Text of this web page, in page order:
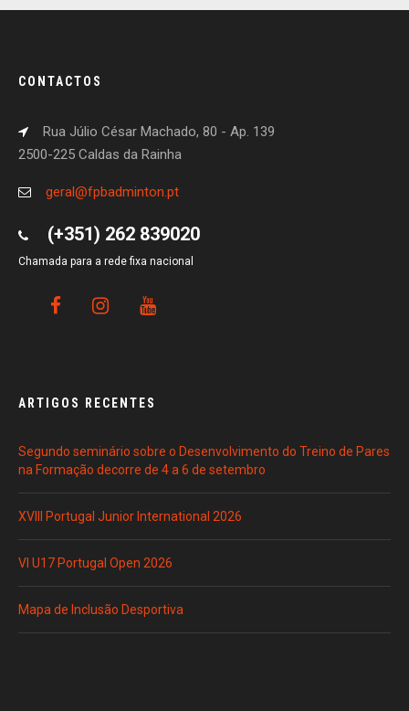
CONTACTOS
Rua Júlio César Machado, 80 - Ap. 139
2500-225 Caldas da Rainha
geral@fpbadminton.pt
(+351) 262 839020
Chamada para a rede fixa nacional
ARTIGOS RECENTES
Segundo seminário sobre o Desenvolvimento do Treino de Pares
na Formação decorre de 4 a 6 de setembro
XVIII Portugal Junior International 2026
VI U17 Portugal Open 2026
Mapa de Inclusão Desportiva